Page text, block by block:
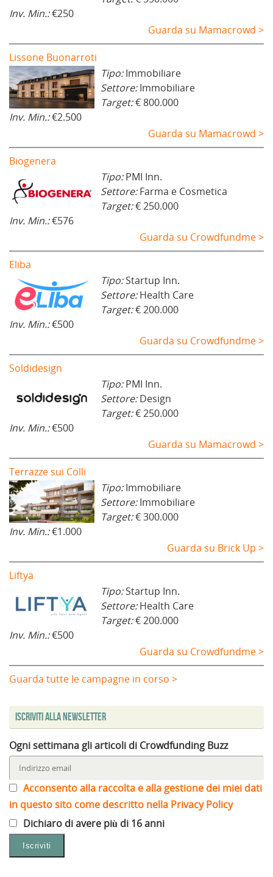
Inv. Min.:€250
Guarda su Mamacrowd >
Lissone Buonarroti
Tipo:Immobiliare
Settore:Immobiliare
Target:€ 800.000
Inv. Min.:€2.500
Guarda su Mamacrowd >
Biogenera
Tipo:PMI Inn.
Settore:Farma e Cosmetica
Target:€ 250.000
Inv. Min.:€576
Guarda su Crowdfundme >
Eliba
Tipo:Startup Inn.
Settore:Health Care
Target:€ 200.000
Inv. Min.:€500
Guarda su Crowdfundme >
Soldidesign
Tipo:PMI Inn.
Settore:Design
Target:€ 250.000
Inv. Min.:€500
Guarda su Mamacrowd >
Terrazze sui Colli
Tipo:Immobiliare
Settore:Immobiliare
Target:€ 300.000
Inv. Min.:€1.000
Guarda su Brick Up >
Liftya
Tipo:Startup Inn.
Settore:Health Care
Target:€ 200.000
Inv. Min.:€500
Guarda su Crowdfundme >
Guarda tutte le campagne in corso >
Iscriviti alla Newsletter
Ogni settimana gli articoli di Crowdfunding Buzz
Acconsento alla raccolta e alla gestione dei miei dati
in questo sito come descritto nella Privacy Policy
Dichiaro di avere più di 16 anni